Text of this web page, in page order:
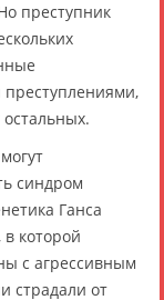
преступник
синдром
Ганса
которой
с агрессивным
страдали от